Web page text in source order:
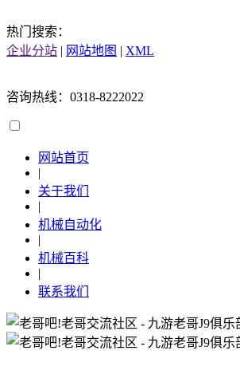
热门搜索：
企业分站 | 网站地图 | XML
咨询热线：0318-8222022
网站首页
|
关于我们
|
机械自动化
|
机械百科
|
联系我们